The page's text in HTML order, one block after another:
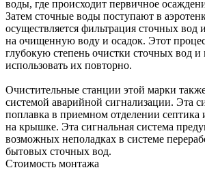
воды, где происходит первичное
Затем сточные воды поступают в
осуществляется фильтрация сточных вод
на очищенную воду и осадок. Этот
глубокую степень очистки сточных вод и
использовать их повторно.
Очистительные станции этой марки
системой аварийной сигнализации. Эта
поплавка в приемном отделении
на крышке. Эта сигнальная система
возможных неполадках в системе
бытовых сточных вод.
Стоимость монтажа